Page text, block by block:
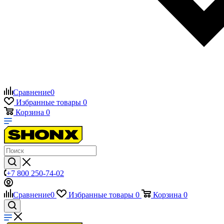
Сравнение0
Избранные товары 0
Корзина 0
+7 800 250-74-02
Сравнение0 Избранные товары 0 Корзина 0